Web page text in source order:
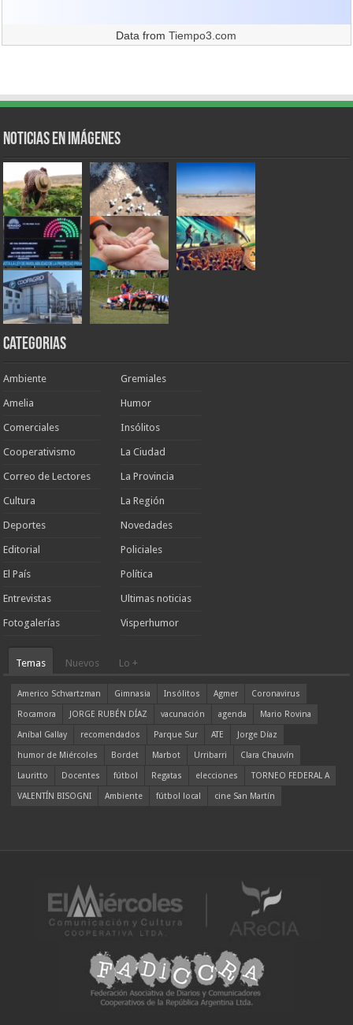
Data fromTiempo3.com
Noticias en Imágenes
Categorias
Ambiente
Amelia
Comerciales
Cooperativismo
Correo de Lectores
Cultura
Deportes
Editorial
El País
Entrevistas
Fotogalerías
Gremiales
Humor
Insólitos
La Ciudad
La Provincia
La Región
Novedades
Policiales
Política
Ultimas noticias
Visperhumor
Temas Nuevos Lo +
Americo Schvartzman Gimnasia Insólitos Agmer
Coronavirus
Rocamora
JORGE RUBÉN DÍAZ vacunación agenda
Mario Rovina
Aníbal Gallay
recomendados Parque Sur ATE
Jorge Díaz
humor de Miércoles
Bordet Marbot Urribarri
Clara Chauvín
Lauritto
Docentes fútbol Regatas elecciones
TORNEO FEDERAL A
VALENTÍN BISOGNI
Ambiente fútbol local cine San Martín